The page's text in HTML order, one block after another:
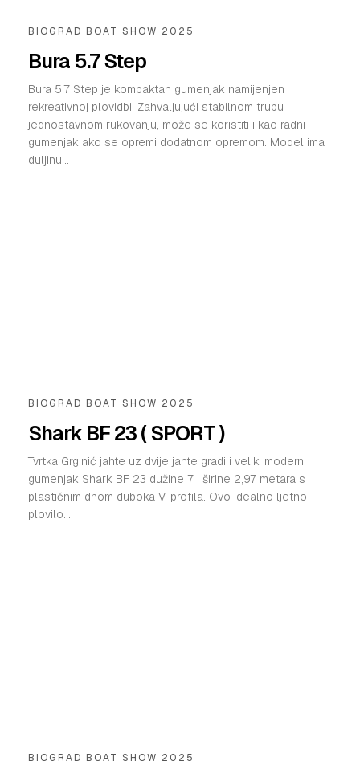
BIOGRAD BOAT SHOW 2025
Bura 5.7 Step
Bura 5.7 Step je kompaktan gumenjak namijenjen
rekreativnoj plovidbi. Zahvaljujući stabilnom trupu i
jednostavnom rukovanju, može se koristiti i kao radni
gumenjak ako se opremi dodatnom opremom. Model ima
duljinu...
BIOGRAD BOAT SHOW 2025
Shark BF 23 ( SPORT )
Tvrtka Grginić jahte uz dvije jahte gradi i veliki moderni
gumenjak Shark BF 23 dužine 7 i širine 2,97 metara s
plastičnim dnom duboka V-profila. Ovo idealno ljetno
plovilo...
BIOGRAD BOAT SHOW 2025